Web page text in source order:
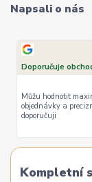
Napsali o nás
Doporučuje
Můžu hodnotit
objednávky a
doporučuji
Kompletní